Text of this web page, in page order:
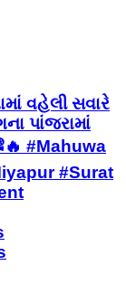
વહેલી સવારે
પાંજરામાં
#Mahuwa
#Surat